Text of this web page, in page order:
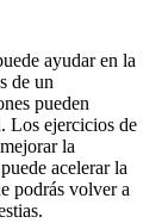
ayudar en la
de un
pueden
Los ejercicios de
la
acelerar la
podrás volver a